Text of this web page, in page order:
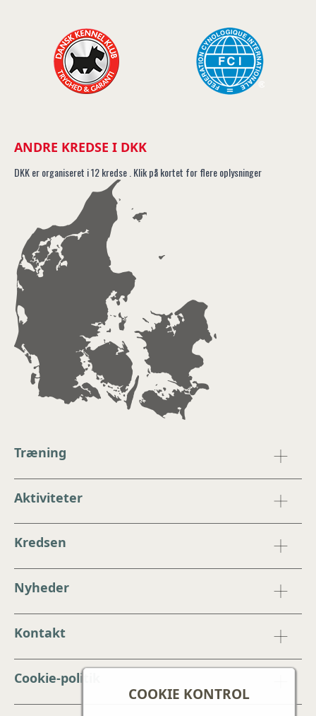
COOKIE KONTROL
ANDRE KREDSE I DKK
DKK er organiseret i 12 kredse . Klik på kortet for flere oplysninger
Træning
Aktiviteter
Kredsen
Nyheder
Kontakt
Cookie-politik